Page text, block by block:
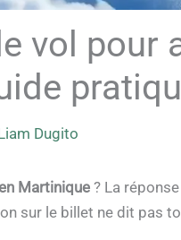
vol pour
Dugito
Martinique ? La
sur le billet ne dit pas